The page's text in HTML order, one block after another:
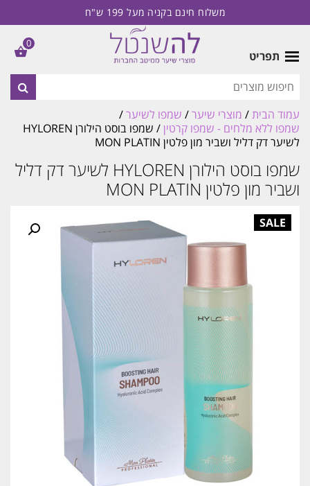
משלוח חינם בקניה מעל 199 ש"ח
תפריט
עמוד הבית/ מוצרי שיער/ שמפו לשיער/
שמפו ללא מלחים - שמפו קרטין
/ שמפו בוסט הילורן HYLOREN
לשיער דק דליל ושביר מון פלטין MON PLATIN
שמפו בוסט הילורן HYLOREN לשיער דק דליל
ושביר מון פלטין MON PLATIN
0